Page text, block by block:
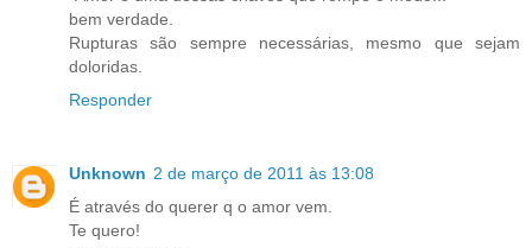
bem verdade.
Rupturas são sempre necessárias, mesmo que sejam
doloridas.
Responder
Unknown 2 de março de 2011 às 13:08
É através do querer q o amor vem.
Te quero!